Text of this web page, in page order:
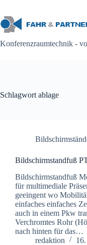
springen
Konferenzraumtechnik -
Schlagwort ablage
Bildschirmstandfuß
Bildschirmstandfuß
für multimediale
geeingent wo
einfaches einfaches
auch in einem Pkw
Verchromtes Rohr
nach hinten für das…
redaktion